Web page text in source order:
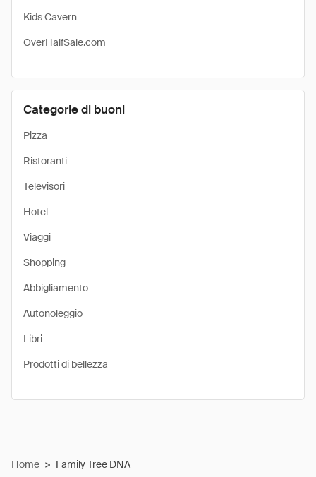
Kids Cavern
OverHalfSale.com
Categorie di buoni
Pizza
Ristoranti
Televisori
Hotel
Viaggi
Shopping
Abbigliamento
Autonoleggio
Libri
Prodotti di bellezza
Home > Family Tree DNA